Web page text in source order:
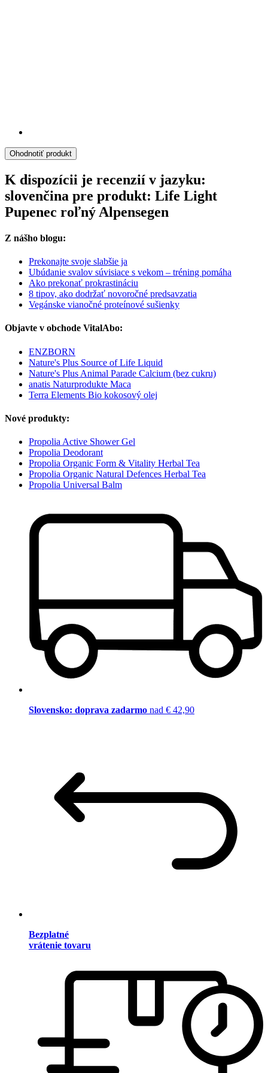
Ohodnotiť produkt
K dispozícii je recenzií v jazyku:
slovenčina pre produkt: Life Light
Pupenec roľný Alpensegen
Z nášho blogu:
Prekonajte svoje slabšie ja
Ubúdanie svalov súvisiace s vekom – tréning pomáha
Ako prekonať prokrastináciu
8 tipov, ako dodržať novoročné predsavzatia
Vegánske vianočné proteínové sušienky
Objavte v obchode VitalAbo:
ENZBORN
Nature's Plus Source of Life Liquid
Nature's Plus Animal Parade Calcium (bez cukru)
anatis Naturprodukte Maca
Terra Elements Bio kokosový olej
Nové produkty:
Propolia Active Shower Gel
Propolia Deodorant
Propolia Organic Form & Vitality Herbal Tea
Propolia Organic Natural Defences Herbal Tea
Propolia Universal Balm
Slovensko: doprava zadarmo nad € 42,90
Bezplatné
vrátenie tovaru